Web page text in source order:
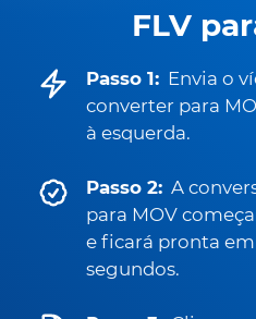
FLV
Passo 1: Envia o
converter para
à esquerda.
Passo 2: A
para MOV
e ficará pronta
segundos.